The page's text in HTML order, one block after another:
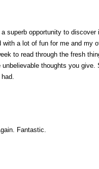
superb opportunity to discover
a lot of fun for me and my
to read through the fresh
thoughts you
Fantastic.